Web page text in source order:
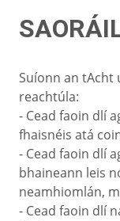
Suíonn an tAcht
reachtúla:
- Cead faoin dlí
fhaisnéis atá
- Cead faoin dlí
bhaineann leis
neamhiomlán,
- Cead faoin dlí